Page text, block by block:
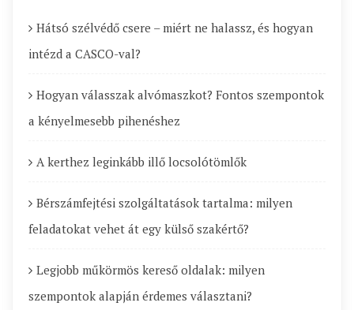
Hátsó szélvédő csere – miért ne halassz, és hogyan
intézd a CASCO-val?
Hogyan válasszak alvómaszkot? Fontos szempontok
a kényelmesebb pihenéshez
A kerthez leginkább illő locsolótömlők
Bérszámfejtési szolgáltatások tartalma: milyen
feladatokat vehet át egy külső szakértő?
Legjobb műkörmös kereső oldalak: milyen
szempontok alapján érdemes választani?